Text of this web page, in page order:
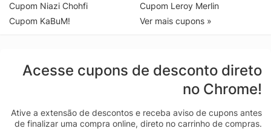
Cupom Niazi Chohfi
Cupom KaBuM!
Cupom Leroy Merlin
Ver mais cupons »
Acesse cupons de desconto direto
no Chrome!
Ative a extensão de descontos e receba aviso de cupons antes
de finalizar uma compra online, direto no carrinho de compras.